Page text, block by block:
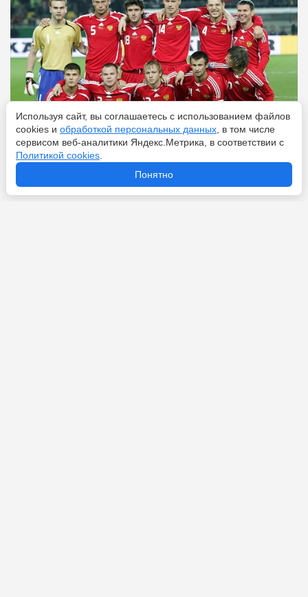
Используя сайт, вы соглашаетесь с использованием файлов
cookies и обработкой персональных данных , в том числе
сервисом веб-аналитики Яндекс.Метрика, в соответствии с
Политикой cookies
Понятно